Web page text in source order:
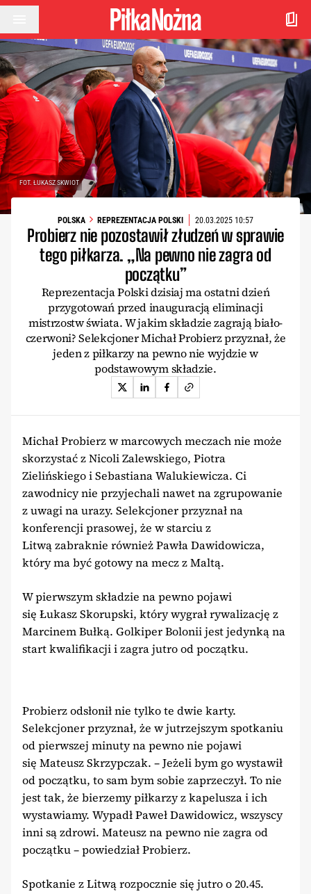
Przejdź do treści
FOT. ŁUKASZ SKWIOT
POLSKA REPREZENTACJA POLSKI 20.03.2025 10:57
Probierz nie pozostawił złudzeń w sprawie
tego piłkarza. „Na pewno nie zagra od
początku”
Reprezentacja Polski dzisiaj ma ostatni dzień
przygotowań przed inauguracją eliminacji
mistrzostw świata. W jakim składzie zagrają biało-
czerwoni? Selekcjoner Michał Probierz przyznał, że
jeden z piłkarzy na pewno nie wyjdzie w
podstawowym składzie.
Michał Probierz w marcowych meczach nie może
skorzystać z Nicoli Zalewskiego, Piotra
Zielińskiego i Sebastiana Walukiewicza. Ci
zawodnicy nie przyjechali nawet na zgrupowanie
z uwagi na urazy. Selekcjoner przyznał na
konferencji prasowej, że w starciu z
Litwą zabraknie również Pawła Dawidowicza,
który ma być gotowy na mecz z Maltą.
W pierwszym składzie na pewno pojawi
się Łukasz Skorupski, który wygrał rywalizację z
Marcinem Bułką. Golkiper Bolonii jest jedynką na
start kwalifikacji i zagra jutro od początku.
Probierz odsłonił nie tylko te dwie karty.
Selekcjoner przyznał, że w jutrzejszym spotkaniu
od pierwszej minuty na pewno nie pojawi
się Mateusz Skrzypczak. – Jeżeli bym go wystawił
od początku, to sam bym sobie zaprzeczył. To nie
jest tak, że bierzemy piłkarzy z kapelusza i ich
wystawiamy. Wypadł Paweł Dawidowicz, wszyscy
inni są zdrowi. Mateusz na pewno nie zagra od
początku – powiedział Probierz.
Spotkanie z Litwą rozpocznie się jutro o 20.45.